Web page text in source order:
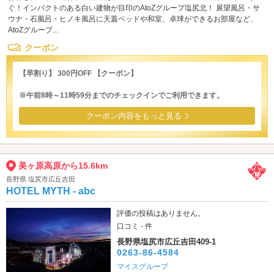
ぐ！インパクトのある白い建物が目印のAtoZグループ塩尻北！ 展望風呂・サ
ウナ・石風呂・ヒノキ風呂に天蓋ベッドや和室、卓球ができるお部屋など、
AtoZグループ...
クーポン
【早割り】 300円OFF 【クーポン】
※午前8時～11時59分までのチェックインでご利用できます。
クーポン内容をもっと見る
美ヶ原高原から15.6km
長野県 塩尻市広丘吉田
HOTEL MYTH - abc
評価の投稿はありません。
口コミ - 件
長野県塩尻市広丘吉田409-1
0263-86-4584
マイスグループ